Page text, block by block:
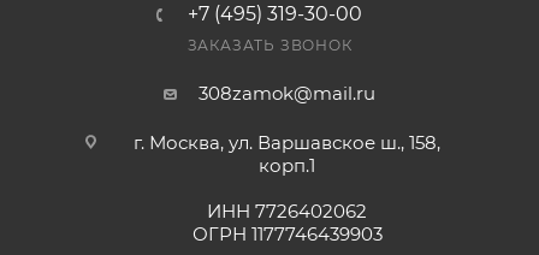
+7 (495) 319-30-00
ЗАКАЗАТЬ ЗВОНОК
308zamok@mail.ru
г. Москва, ул. Варшавское ш., 158,
корп.1
ИНН 7726402062
ОГРН 1177746439903